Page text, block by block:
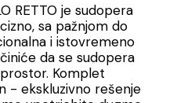
RETTO je sudopera
sa pažnjom do
i istovremeno
da se sudopera
Komplet
- ekskluzivno rešenje